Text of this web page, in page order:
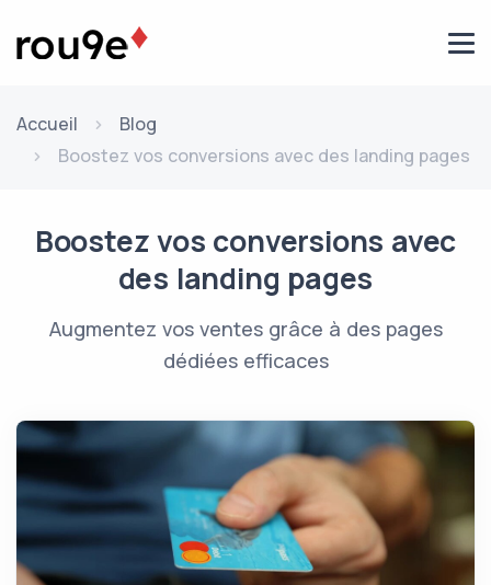
Accueil
Blog
Boostez vos conversions avec des landing pages
Boostez vos conversions avec
des landing pages
Augmentez vos ventes grâce à des pages
dédiées efficaces